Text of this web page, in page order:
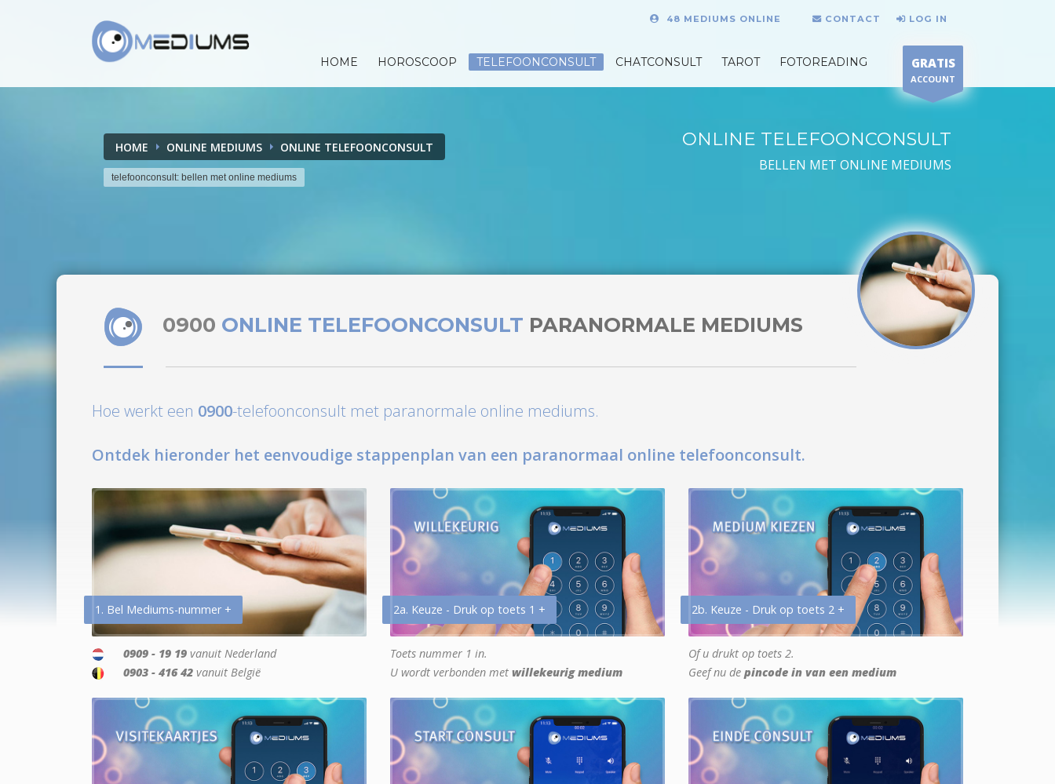
48 MEDIUMS ONLINE CONTACT LOG IN
HOME HOROSCOOP TELEFOONCONSULT CHATCONSULT TAROT FOTOREADING GRATIS
ACCOUNT
HOME ONLINE MEDIUMS ONLINE TELEFOONCONSULT
telefoonconsult: bellen met online mediums
ONLINE TELEFOONCONSULT
BELLEN MET ONLINE MEDIUMS
0900 ONLINE TELEFOONCONSULT PARANORMALE MEDIUMS
Hoe werkt een 0900-telefoonconsult met paranormale online mediums.
Ontdek hieronder het eenvoudige stappenplan van een paranormaal online telefoonconsult.
1. Bel Mediums-nummer +
0909 - 19 19 vanuit Nederland
0903 - 416 42 vanuit België
2a. Keuze - Druk op toets 1 +
Toets nummer 1 in.
U wordt verbonden met willekeurig medium
2b. Keuze - Druk op toets 2 +
Of u drukt op toets 2.
Geef nu de pincode in van een medium